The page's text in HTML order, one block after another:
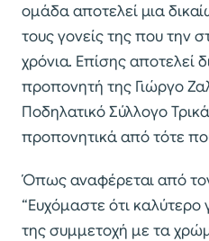
ομάδα αποτελεί μια
τους γονείς της που την
χρόνια. Επίσης αποτελεί
προπονητή της Γιώργο
Ποδηλατικό Σύλλογο
προπονητικά από τότε
Όπως αναφέρεται από
“Ευχόμαστε ότι
της συμμετοχή με τα